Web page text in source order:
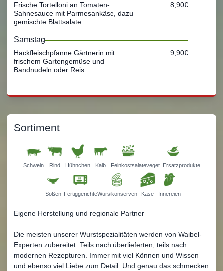
Frische Tortelloni an Tomaten-
Sahnesauce mit Parmesankäse, dazu
gemischte Blattsalate
8,90€
Samstag
Hackfleischpfanne Gärtnerin mit
frischem Gartengemüse und
Bandnudeln oder Reis
9,90€
Sortiment
Schwein Rind Hühnchen Kalb Feinkostsalateveget. Ersatzprodukte
Soßen FertiggerichteWurstkonserven Käse Innereien
Eigene Herstellung und regionale Partner
Die meisten unserer Wurstspezialitäten werden von Waibel-
Experten zubereitet. Teils nach überlieferten, teils nach
modernen Rezepturen. Immer mit viel Können und Wissen
und ebenso viel Liebe zum Detail. Und genau das schmecken